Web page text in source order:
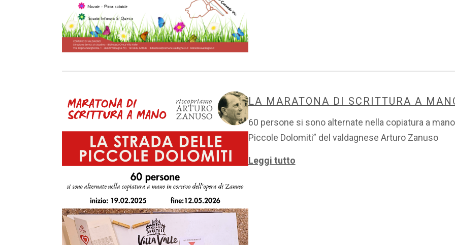
LA MARATONA DI SCRITTURA A
60 persone si sono alternate nella copiatura a
Piccole Dolomiti” del valdagnese Arturo Zanuso
Leggi tutto